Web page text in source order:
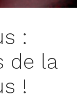
:
de la
!